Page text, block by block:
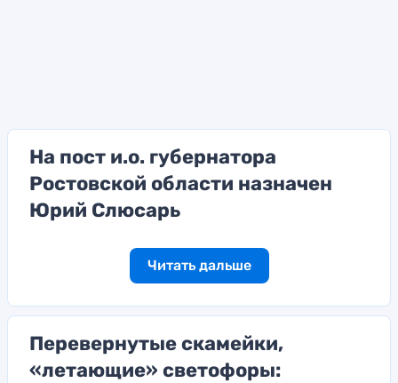
На пост и.о. губернатора
Ростовской области назначен
Юрий Слюсарь
Читать дальше
Перевернутые скамейки,
«летающие» светофоры: